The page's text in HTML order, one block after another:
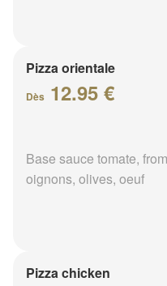
Pizza orientale
Dès 12.95 €
Base sauce tomate,
oignons, olives, oeuf
Pizza chicken